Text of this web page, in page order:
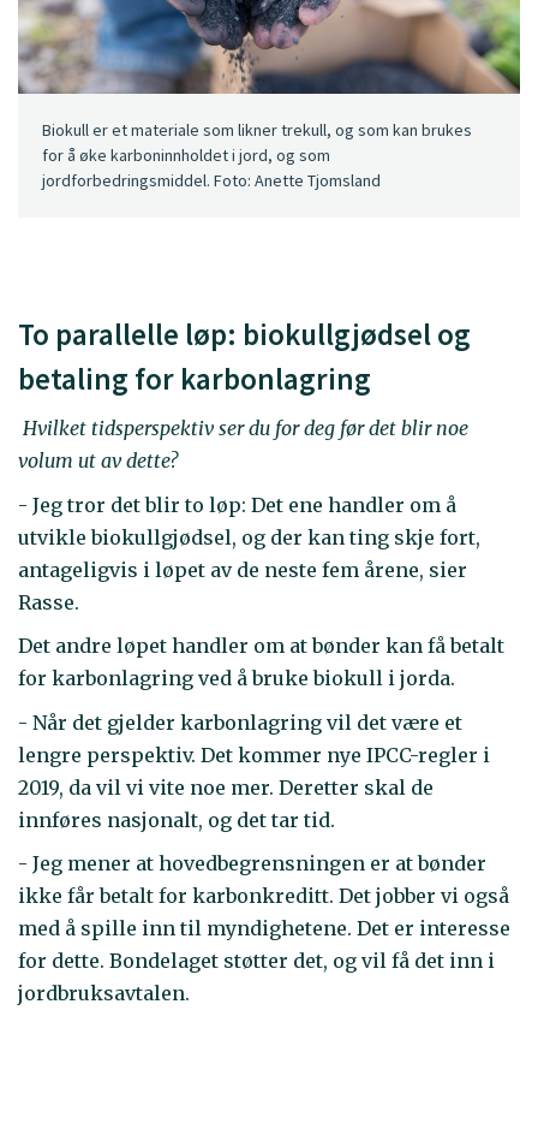
Biokull er et materiale som likner trekull, og som kan brukes
for å øke karboninnholdet i jord, og som
jordforbedringsmiddel. Foto: Anette Tjomsland
To parallelle løp: biokullgjødsel og
betaling for karbonlagring
Hvilket tidsperspektiv ser du for deg før det blir noe
volum ut av dette?
- Jeg tror det blir to løp: Det ene handler om å
utvikle biokullgjødsel, og der kan ting skje fort,
antageligvis i løpet av de neste fem årene, sier
Rasse.
Det andre løpet handler om at bønder kan få betalt
for karbonlagring ved å bruke biokull i jorda.
- Når det gjelder karbonlagring vil det være et
lengre perspektiv. Det kommer nye IPCC-regler i
2019, da vil vi vite noe mer. Deretter skal de
innføres nasjonalt, og det tar tid.
- Jeg mener at hovedbegrensningen er at bønder
ikke får betalt for karbonkreditt. Det jobber vi også
med å spille inn til myndighetene. Det er interesse
for dette. Bondelaget støtter det, og vil få det inn i
jordbruksavtalen.